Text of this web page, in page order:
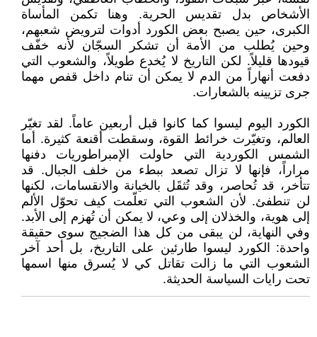
الأشخاص بدل تقديس الحرية. وهنا تكمن المأساة
الكبرى، حين يصبح بعض الكورد أدوات لترويض شعبهم،
وحين يُطلب من الأمة أن تشكر السجّان لأنه خفّف
قيودها قليلاً. لكن التاريخ لا يُخدع طويلاً، والشعوب التي
دفعت أنهاراً من الدم لا يمكن أن تنام داخل قفص مهما
جرى تزيينه بالشعارات.
الكورد اليوم ليسوا كما كانوا قبل أربعين عاماً. لقد تغيّر
العالم، وتغيّرت خرائط القوة، وسقطت أقنعة كثيرة. أما
الشمس الكوردية التي حاولت الإمبراطوريات دفنها
مراراً، فإنها لا تزال تصعد ببطء من خلف الجبال. قد
تتأخر، قد تُحاصر، وقد تُثقَل بالخيانة والانقسامات، لكنها
لن تنطفئ. لأن الشعوب التي تعلّمت كيف تحوّل الألم
إلى هوية، والخذلان إلى وعي، لا يمكن أن تُهزم إلى الأبد.
وفي النهاية، لن يبقى من كل هذا الضجيج سوى حقيقة
واحدة: الكورد ليسوا طارئين على التاريخ، بل أحد آخر
الشعوب التي ما زالت تقاتل كي لا يُسرق منها اسمها
تحت رايات السياسة الحديثة.